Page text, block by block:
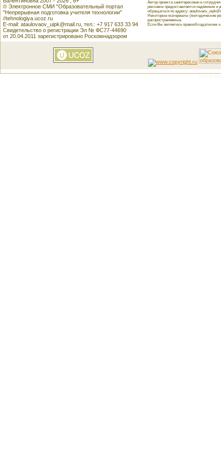
© Электронное СМИ "Образовательный портал
"Непрерывная подготовка учителя технологии"
//tehnologiya.ucoz.ru
E-mail: ataulovaov_uipk@mail.ru, тел.: +7 917 633 33 94
Свидетельство о регистрации Эл № ФС77-44690
от 20.04.2011 зарегистрировано Роскомнадзором
Автор проекта заинтересован в
рекламы предоставляется надёжным и
обращаться по адресу:
Некоторые материалы (методические
распространяемые.
Если Вы являетесь правообладателем